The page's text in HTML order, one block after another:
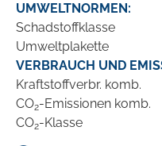
UMWELTNORMEN:
Schadstoffklasse
Umweltplakette
VERBRAUCH UND
Kraftstoffverbr. komb.
CO2-Emissionen komb.
CO2-Klasse